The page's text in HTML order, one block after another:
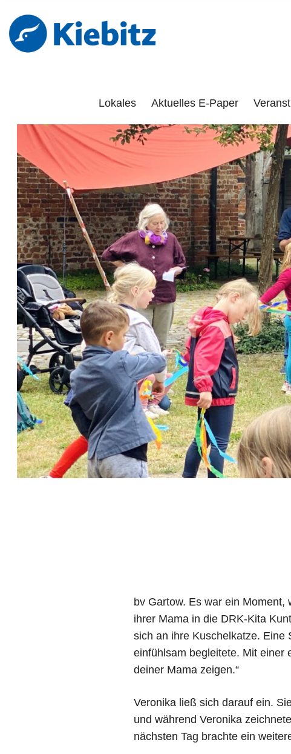
Kiebitz-Online
Lokales Aktuelles E-Paper
bv Gartow. Es war ein
ihrer Mama in die DRK-Kita
sich an ihre Kuschelkatze. Eine
einfühlsam begleitete. Mit einer
deiner Mama zeigen.“
Veronika ließ sich darauf ein.
und während Veronika
nächsten Tag brachte ein